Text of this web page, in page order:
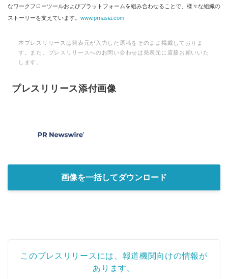
なワークフローツールおよびプラットフォームを組み合わせることで、様々な組織の
ストーリーを支えています。 www.prnasia.com
本プレスリリースは発表元が入力した原稿をそのまま掲載しておりま
す。また、プレスリリースへのお問い合わせは発表元に直接お願いいた
します。
プレスリリース添付画像
画像を一括してダウンロード
このプレスリリースには、報道機関向けの情報が
あります。